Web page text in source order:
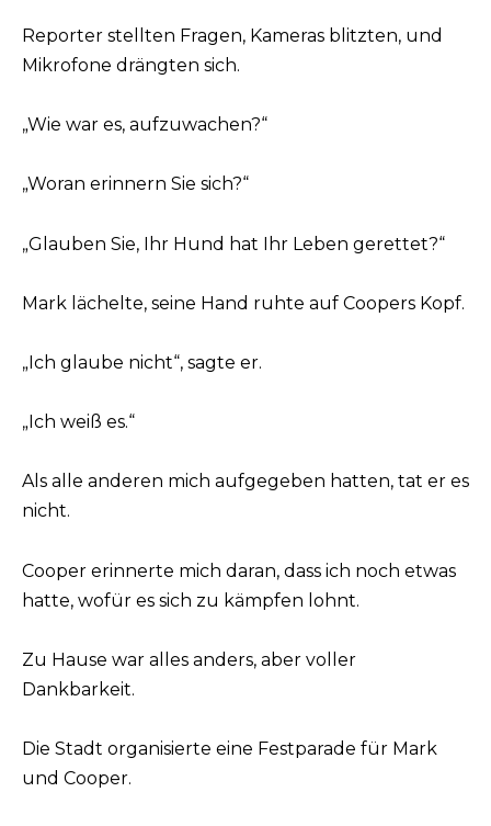
Reporter stellten Fragen, Kameras blitzten, und
Mikrofone drängten sich.
„Wie war es, aufzuwachen?“
„Woran erinnern Sie sich?“
„Glauben Sie, Ihr Hund hat Ihr Leben gerettet?“
Mark lächelte, seine Hand ruhte auf Coopers Kopf.
„Ich glaube nicht“, sagte er.
„Ich weiß es.“
Als alle anderen mich aufgegeben hatten, tat er es
nicht.
Cooper erinnerte mich daran, dass ich noch etwas
hatte, wofür es sich zu kämpfen lohnt.
Zu Hause war alles anders, aber voller
Dankbarkeit.
Die Stadt organisierte eine Festparade für Mark
und Cooper.